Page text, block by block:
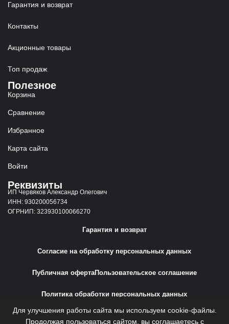
Гарантия и возврат
Контакты
Акционные товары
Топ продаж
Полезное
Корзина
Сравнение
Избранное
Карта сайта
Войти
Реквизиты
ИП Червяков Александр Олегович
ИНН: 930200056734
ОГРНИП: 323930100066270
Гарантия и возврат
Согласие на обработку персональных данных
Публичная офертаПользовательское соглашение
Политика обработки персональных данных
Сайт создан Web-Creative.Studio
Для улучшения работы сайта мы используем cookie-файлы.
Продолжая пользоваться сайтом, вы соглашаетесь с